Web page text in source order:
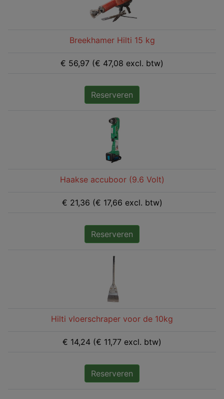
Breekhamer Hilti 15 kg
€ 56,97 (€ 47,08 excl. btw)
Reserveren
Haakse accuboor (9.6 Volt)
€ 21,36 (€ 17,66 excl. btw)
Reserveren
Hilti vloerschraper voor de 10kg
€ 14,24 (€ 11,77 excl. btw)
Reserveren